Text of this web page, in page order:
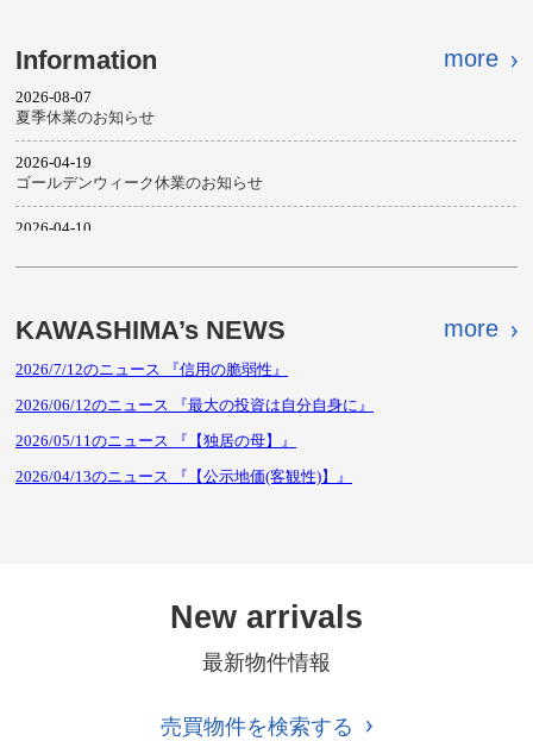
Information more
KAWASHIMA’s NEWS more
New arrivals
最新物件情報
売買物件を検索する